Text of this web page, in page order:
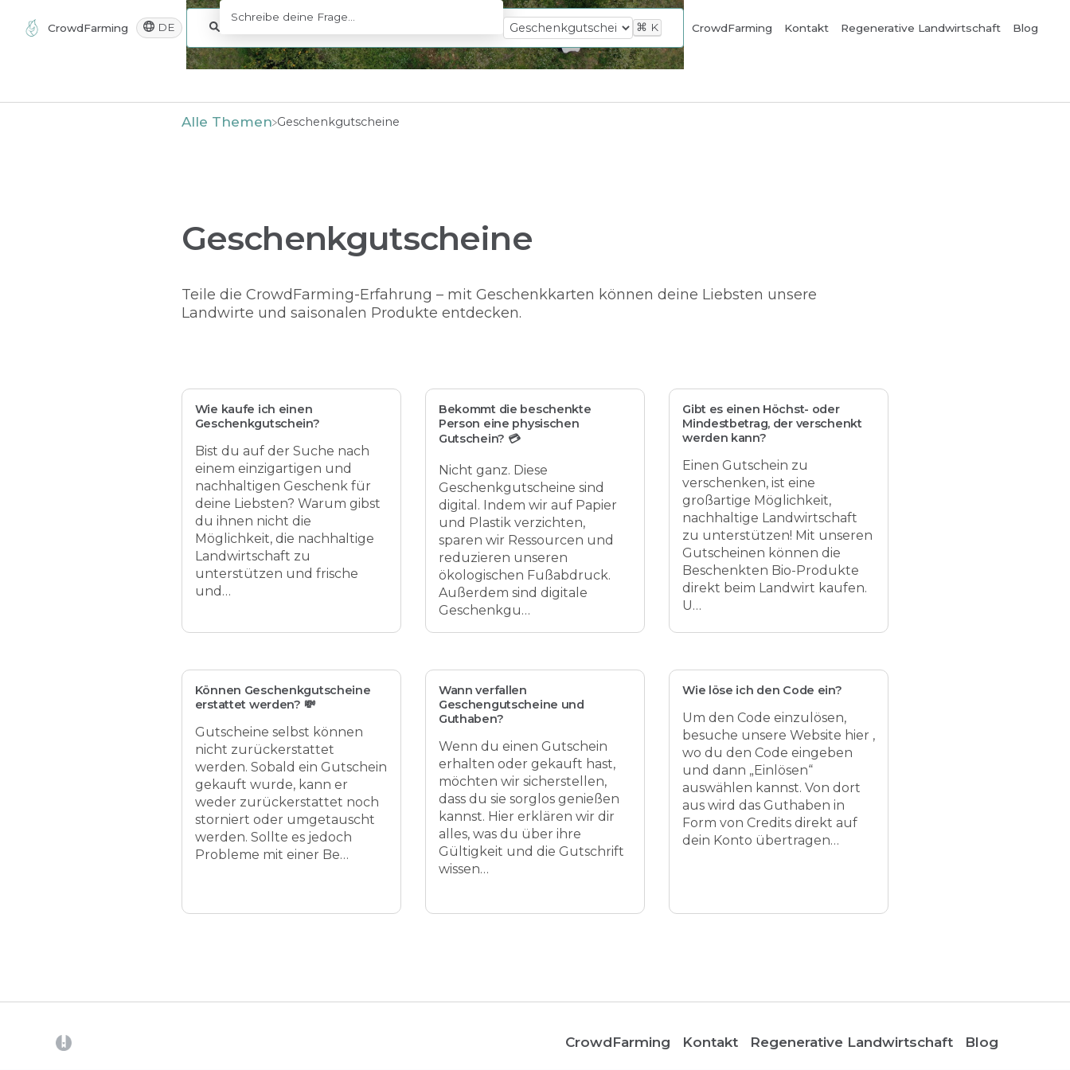
CrowdFarming DE ⌘ K CrowdFarming Kontakt Regenerative Landwirtschaft Blog
Alle Themen ​Geschenkgutscheine
Geschenkgutscheine
Teile die CrowdFarming-Erfahrung – mit Geschenkkarten können deine Liebsten unsere
Landwirte und saisonalen Produkte entdecken.
Wie kaufe ich einen
Geschenkgutschein?
Bist du auf der Suche nach
einem einzigartigen und
nachhaltigen Geschenk für
deine Liebsten? Warum gibst
du ihnen nicht die
Möglichkeit, die nachhaltige
Landwirtschaft zu
unterstützen und frische
und…
Bekommt die beschenkte
Person eine physischen
Gutschein? 💳
Nicht ganz. Diese
Geschenkgutscheine sind
digital. Indem wir auf Papier
und Plastik verzichten,
sparen wir Ressourcen und
reduzieren unseren
ökologischen Fußabdruck.
Außerdem sind digitale
Geschenkgu…
Gibt es einen Höchst- oder
Mindestbetrag, der verschenkt
werden kann?
Einen Gutschein zu
verschenken, ist eine
großartige Möglichkeit,
nachhaltige Landwirtschaft
zu unterstützen! Mit unseren
Gutscheinen können die
Beschenkten Bio-Produkte
direkt beim Landwirt kaufen.
U…
Können Geschenkgutscheine
erstattet werden? 💸
Gutscheine selbst können
nicht zurückerstattet
werden. Sobald ein Gutschein
gekauft wurde, kann er
weder zurückerstattet noch
storniert oder umgetauscht
werden. Sollte es jedoch
Probleme mit einer Be…
Wann verfallen
Geschengutscheine und
Guthaben?
Wenn du einen Gutschein
erhalten oder gekauft hast,
möchten wir sicherstellen,
dass du sie sorglos genießen
kannst. Hier erklären wir dir
alles, was du über ihre
Gültigkeit und die Gutschrift
wissen…
Wie löse ich den Code ein?
Um den Code einzulösen,
besuche unsere Website hier ,
wo du den Code eingeben
und dann „Einlösen“
auswählen kannst. Von dort
aus wird das Guthaben in
Form von Credits direkt auf
dein Konto übertragen…
CrowdFarming Kontakt Regenerative Landwirtschaft Blog